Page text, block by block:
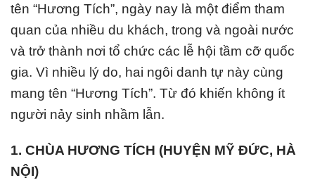
tên “Hương Tích”, ngày nay là một điểm tham
quan của nhiều du khách, trong và ngoài nước
và trở thành nơi tổ chức các lễ hội tầm cỡ quốc
gia. Vì nhiều lý do, hai ngôi danh tự này cùng
mang tên “Hương Tích”. Từ đó khiến không ít
người nảy sinh nhầm lẫn.
1. CHÙA HƯƠNG TÍCH (HUYỆN MỸ ĐỨC, HÀ
NỘI)